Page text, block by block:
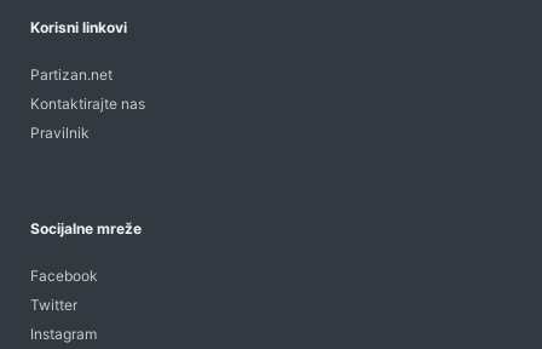
Korisni linkovi
Partizan.net
Kontaktirajte nas
Pravilnik
Socijalne mreže
Facebook
Twitter
Instagram